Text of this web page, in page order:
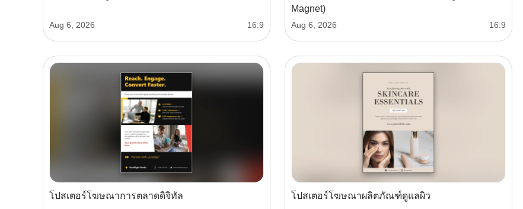
Aug 6, 2026 16:9
Magnet)
Aug 6, 2026 16:9
โปสเตอร์โฆษณาการตลาดดิจิทัล โปสเตอร์โฆษณาผลิตภัณฑ์ดูแลผิว